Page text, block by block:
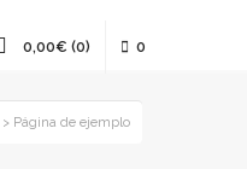
0,00€ (0) 0
> Página de ejemplo